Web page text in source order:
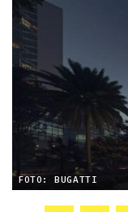
FOTO: BUGATTI